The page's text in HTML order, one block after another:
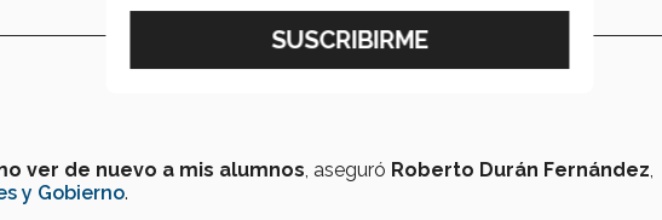
ver de nuevo a mis alumnos, aseguró Roberto Durán Fernández,
y Gobierno.